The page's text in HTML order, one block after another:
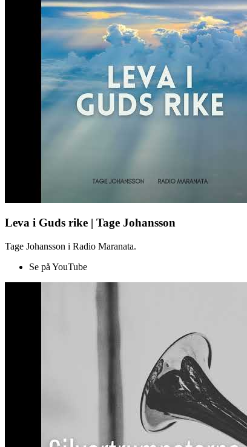
Leva i Guds rike | Tage Johansson
Tage Johansson i Radio Maranata.
Se på YouTube